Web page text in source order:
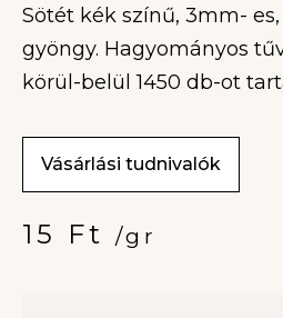
Sötét kék színű, 3mm-
gyöngy. Hagyományos
körül-belül 1450 db-ot
Vásárlási tudnivalók
15 Ft /gr